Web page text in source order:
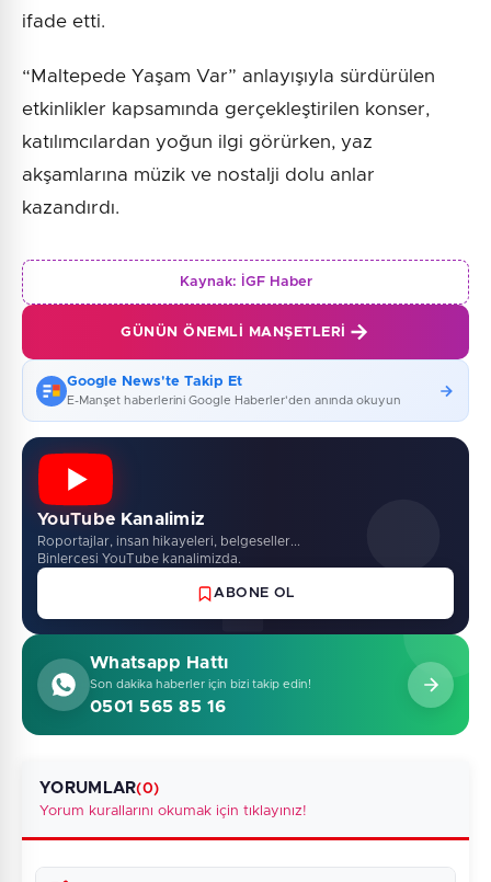
ifade etti.
“Maltepede Yaşam Var” anlayışıyla sürdürülen
etkinlikler kapsamında gerçekleştirilen konser,
katılımcılardan yoğun ilgi görürken, yaz
akşamlarına müzik ve nostalji dolu anlar
kazandırdı.
Kaynak: İGF Haber
GÜNÜN ÖNEMLI MANŞETLERI
Google News'te Takip Et
E-Manşet haberlerini Google Haberler'den anında okuyun
YouTube Kanalimiz
Roportajlar, insan hikayeleri, belgeseller...
Binlercesi YouTube kanalimizda.
ABONE OL
Whatsapp Hattı
Son dakika haberler için bizi takip edin!
0501 565 85 16
YORUMLAR(0)
Yorum kurallarını okumak için tıklayınız!